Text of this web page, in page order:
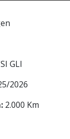
GLI
2026
2.000 Km